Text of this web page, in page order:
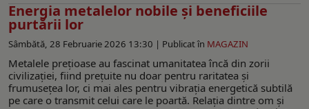
Energia metalelor nobile și beneficiile
purtării lor
Sâmbătă, 28 Februarie 2026 13:30 | Publicat în MAGAZIN
Metalele prețioase au fascinat umanitatea încă din zorii
civilizației, fiind prețuite nu doar pentru raritatea și
frumusețea lor, ci mai ales pentru vibrația energetică subtilă
pe care o transmit celui care le poartă. Relația dintre om și